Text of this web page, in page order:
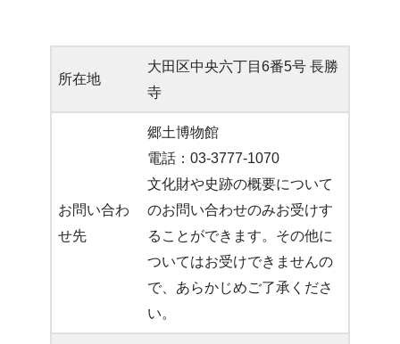
所在地
大田区中央六丁目6番5号 長勝
寺
お問い合わ
せ先
郷土博物館
電話：03-3777-1070
文化財や史跡の概要について
のお問い合わせのみお受けす
ることができます。その他に
ついてはお受けできませんの
で、あらかじめご了承くださ
い。